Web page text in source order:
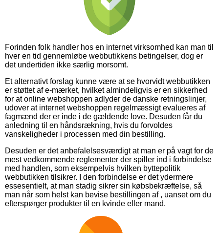
Forinden folk handler hos en internet virksomhed kan man til
hver en tid gennemløbe webbutikkens betingelser, dog er
det undertiden ikke særlig morsomt.
Et alternativt forslag kunne være at se hvorvidt webbutikken
er støttet af e-mærket, hvilket almindeligvis er en sikkerhed
for at online webshoppen adlyder de danske retningslinjer,
udover at internet webshoppen regelmæssigt evalueres af
fagmænd der er inde i de gældende love. Desuden får du
anledning til en håndsrækning, hvis du forvoldes
vanskeligheder i processen med din bestilling.
Desuden er det anbefalelsesværdigt at man er på vagt for de
mest vedkommende reglementer der spiller ind i forbindelse
med handlen, som eksempelvis hvilken byttepolitik
webbutikken tilsikrer. I den forbindelse er det ydermere
essesentielt, at man stadig sikrer sin købsbekræftelse, så
man når som helst kan bevise bestillingen af , uanset om du
efterspørger produkter til en kvinde eller mand.